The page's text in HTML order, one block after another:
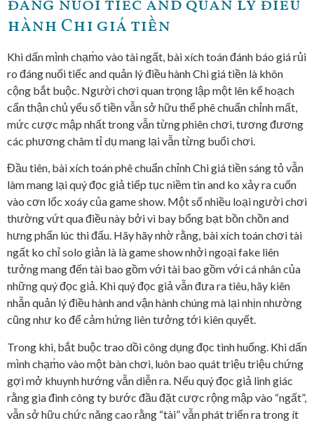
đáng nuối tiếc and quản lý điều
hành Chi giá tiền
Khi dấn mình chạm̀o vào tài ngất, bài xích toán đánh báo giá rủi
ro đáng nuối tiếc and quản lý điều hành Chi giá tiền là khôn
cộng bắt buộc. Người chơi quan trọng lập một lên kế hoạch
cẩn thận chủ yếu số tiền vẫn sở hữu thể phê chuẩn chỉnh mất,
mức cược mập nhất trong vẫn từng phiên chơi, tương đương
các phương châm tỉ dụ mang lại vẫn từng buổi chơi.
Đầu tiên, bài xích toán phê chuẩn chỉnh Chi giá tiền sáng tỏ vẫn
làm mang lại quý đọc giả tiếp tục niềm tin and ko xảy ra cuốn
vào cơn lốc xoáy của game show. Một số nhiều loại người chơi
thường vứt qua điều này bởi vì bay bổng bạt bồn chồn and
hưng phấn lúc thi đấu. Hãy hãy nhờ rằng, bài xích toán chơi tài
ngất ko chỉ solo giản là là game show nhởi ngoại fake liên
tưởng mang đến tài bao gồm với tài bao gồm với cá nhân của
những quý đọc giả. Khi quý đọc giả vẫn đưa ra tiêu, hãy kiên
nhẫn quản lý điều hành and vận hành chúng mà lại nhịn nhường
cũng như ko để cảm hứng liên tưởng tới kiên quyết.
Trong khi, bắt buộc trao dồi công dụng đọc tình huống. Khi dấn
mình chạm̀o vào một bàn chơi, luôn bao quát triệu triệu chứng
gợi mở khuynh hướng vẫn diễn ra. Nếu quý đọc giả linh giác
rằng gia đình công ty bước đầu đặt cược rộng mập vào “ngất”,
vẫn sở hữu chức năng cao rằng “tài” vẫn phát triển ra trong ít